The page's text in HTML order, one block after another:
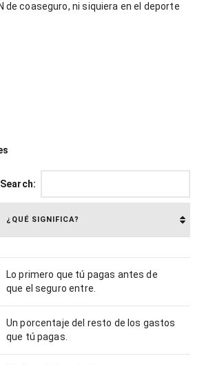
de coaseguro, ni siquiera en el deporte
Search:
¿QUÉ SIGNIFICA?
Lo primero que tú pagas antes de
que el seguro entre.
Un porcentaje del resto de los gastos
que tú pagas.